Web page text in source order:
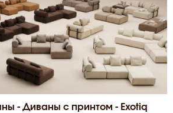
- Диваны с принтом - Exotiq